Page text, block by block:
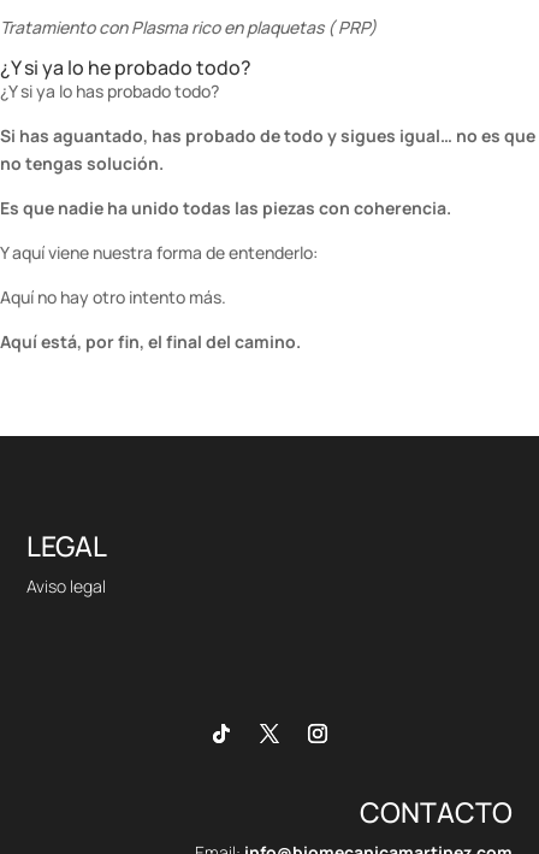
Tratamiento con Plasma rico en plaquetas ( PRP)
¿Y si ya lo he probado todo?
¿Y si ya lo has probado todo?
Si has aguantado, has probado de todo y sigues igual… no es que
no tengas solución.
Es que nadie ha unido todas las piezas con coherencia.
Y aquí viene nuestra forma de entenderlo:
Aquí no hay otro intento más.
Aquí está, por fin, el final del camino.
LEGAL
Aviso legal
CONTACTO